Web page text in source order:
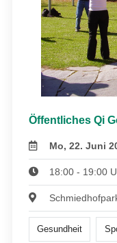
Öffentliches Qi
Mo, 22. Juni
18:00 - 19:00
Gesundheit